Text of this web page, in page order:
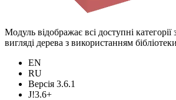
Модуль відображає всі доступні
вигляді дерева з використанням
EN
RU
Версія 3.6.1
J!3.6+